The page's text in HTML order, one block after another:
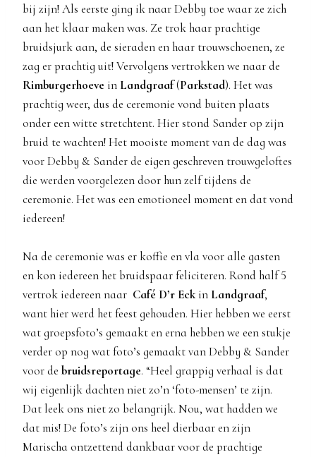
bij zijn! Als eerste ging ik naar Debby toe waar ze zich
aan het klaar maken was. Ze trok haar prachtige
bruidsjurk aan, de sieraden en haar trouwschoenen, ze
zag er prachtig uit! Vervolgens vertrokken we naar de
Rimburgerhoeve in Landgraaf(Parkstad). Het was
prachtig weer, dus de ceremonie vond buiten plaats
onder een witte stretchtent. Hier stond Sander op zijn
bruid te wachten! Het mooiste moment van de dag was
voor Debby & Sander de eigen geschreven trouwgeloftes
die werden voorgelezen door hun zelf tijdens de
ceremonie. Het was een emotioneel moment en dat vond
iedereen!
Na de ceremonie was er koffie en vla voor alle gasten
en kon iedereen het bruidspaar feliciteren. Rond half 5
vertrok iedereen naar Café D’r Eckin Landgraaf,
want hier werd het feest gehouden. Hier hebben we eerst
wat groepsfoto’s gemaakt en erna hebben we een stukje
verder op nog wat foto’s gemaakt van Debby & Sander
voor de bruidsreportage. “Heel grappig verhaal is dat
wij eigenlijk dachten niet zo’n ‘foto-mensen’ te zijn.
Dat leek ons niet zo belangrijk. Nou, wat hadden we
dat mis! De foto’s zijn ons heel dierbaar en zijn
Marischa ontzettend dankbaar voor de prachtige